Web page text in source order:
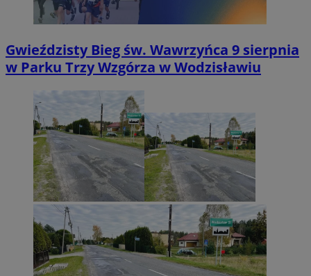
Gwieździsty Bieg św. Wawrzyńca 9 sierpnia
w Parku Trzy Wzgórza w Wodzisławiu